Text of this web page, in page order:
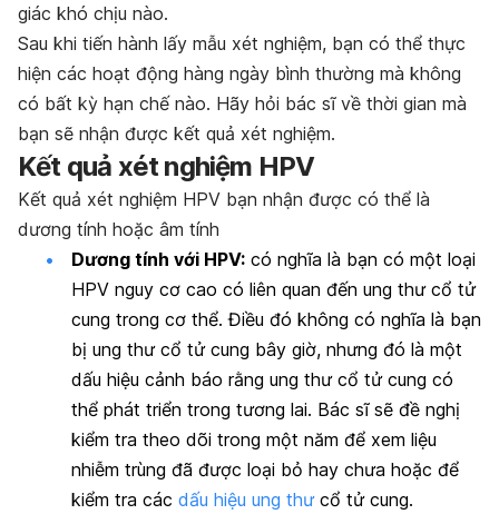
giác khó chịu nào.
Sau khi tiến hành lấy mẫu xét nghiệm, bạn có thể thực
hiện các hoạt động hàng ngày bình thường mà không
có bất kỳ hạn chế nào. Hãy hỏi bác sĩ về thời gian mà
bạn sẽ nhận được kết quả xét nghiệm.
Kết quả xét nghiệm HPV
Kết quả xét nghiệm HPV bạn nhận được có thể là
dương tính hoặc âm tính
Dương tính với HPV: có nghĩa là bạn có một loại
HPV nguy cơ cao có liên quan đến ung thư cổ tử
cung trong cơ thể. Điều đó không có nghĩa là bạn
bị ung thư cổ tử cung bây giờ, nhưng đó là một
dấu hiệu cảnh báo rằng ung thư cổ tử cung có
thể phát triển trong tương lai. Bác sĩ sẽ đề nghị
kiểm tra theo dõi trong một năm để xem liệu
nhiễm trùng đã được loại bỏ hay chưa hoặc để
kiểm tra các dấu hiệu ung thưcổ tử cung.